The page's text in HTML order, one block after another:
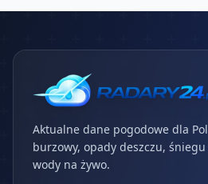
Aktualne dane pogodowe dla
burzowy, opady deszczu,
wody na żywo.